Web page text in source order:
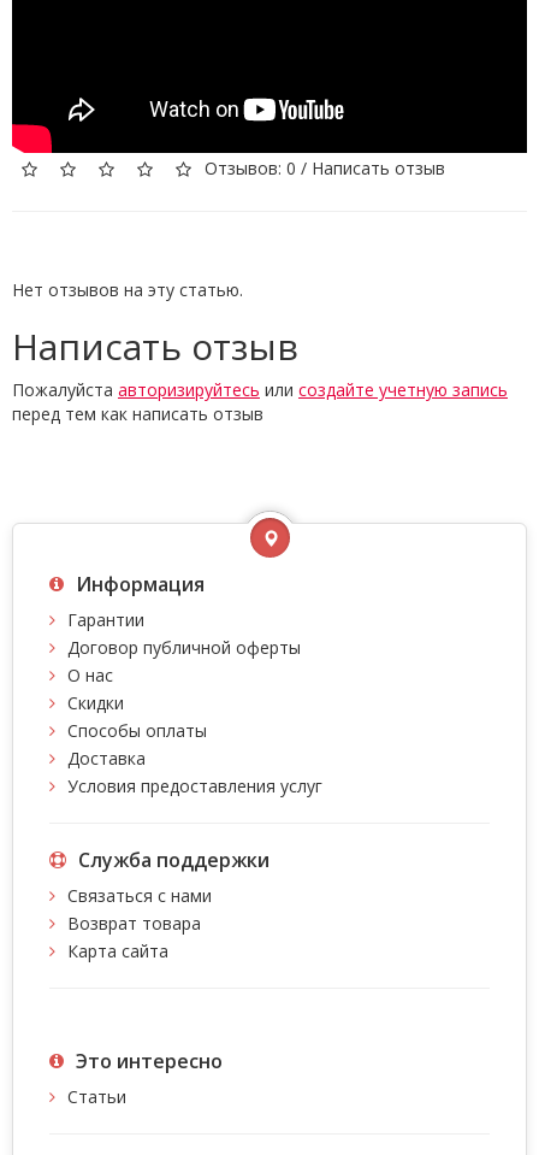
Отзывов: 0 / Написать отзыв
Нет отзывов на эту статью.
Написать отзыв
Пожалуйста авторизируйтесь или создайте учетную запись
перед тем как написать отзыв
Информация
Гарантии
Договор публичной оферты
О нас
Скидки
Способы оплаты
Доставка
Условия предоставления услуг
Служба поддержки
Связаться с нами
Возврат товара
Карта сайта
Это интересно
Статьи